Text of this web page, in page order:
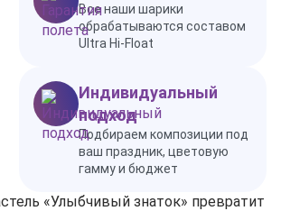
Все наши шарики
обрабатываются составом
Ultra Hi-Float
Индивидуальный
подход
Подбираем композиции под
ваш праздник, цветовую
гамму и бюджет
«Улыбчивый знаток» превратит